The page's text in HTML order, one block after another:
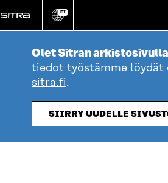
suoraan
sisältöön
Vaihda
kieli
FI
Olet Sitran
tiedot työstämme löydät
sitra.fi.
SIIRRY UUDELLE